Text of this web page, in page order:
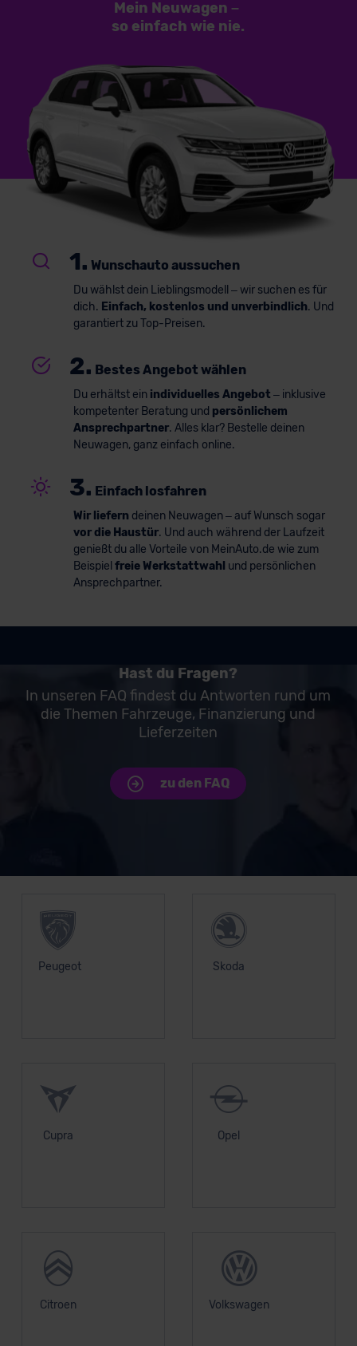
Mein Neuwagen –
so einfach wie nie.
1. Wunschauto aussuchen
Du wählst dein Lieblingsmodell – wir suchen es für
dich. Einfach, kostenlos und unverbindlich. Und
garantiert zu Top-Preisen.
2. Bestes Angebot wählen
Du erhältst ein individuelles Angebot – inklusive
kompetenter Beratung und persönlichem
Ansprechpartner. Alles klar? Bestelle deinen
Neuwagen, ganz einfach online.
3. Einfach losfahren
Wir liefern deinen Neuwagen – auf Wunsch sogar
vor die Haustür. Und auch während der Laufzeit
genießt du alle Vorteile von MeinAuto.de wie zum
Beispiel freie Werkstattwahl und persönlichen
Ansprechpartner.
Hast du Fragen?
In unseren FAQ findest du Antworten rund um
die Themen Fahrzeuge, Finanzierung und
Lieferzeiten
zu den FAQ
Peugeot Skoda
Cupra Opel
Citroen Volkswagen